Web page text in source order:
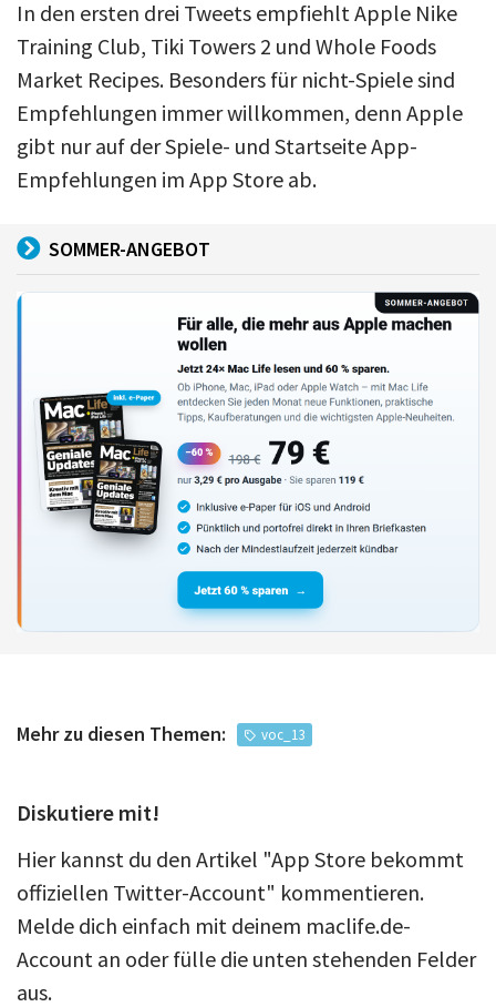
In den ersten drei Tweets empfiehlt Apple Nike
Training Club, Tiki Towers 2 und Whole Foods
Market Recipes. Besonders für nicht-Spiele sind
Empfehlungen immer willkommen, denn Apple
gibt nur auf der Spiele- und Startseite App-
Empfehlungen im App Store ab.
SOMMER-ANGEBOT
Mehr zu diesen Themen: voc_13
Diskutiere mit!
Hier kannst du den Artikel "App Store bekommt
offiziellen Twitter-Account" kommentieren.
Melde dich einfach mit deinem maclife.de-
Account an oder fülle die unten stehenden Felder
aus.